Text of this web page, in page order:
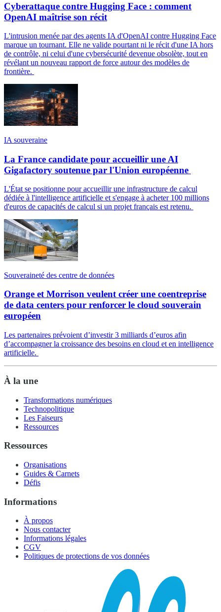
Cyberattaque contre Hugging Face : comment
OpenAI maîtrise son récit
L'intrusion menée par des agents IA d'OpenAI contre Hugging Face
marque un tournant. Elle ne valide pourtant ni le récit d'une IA hors
de contrôle, ni celui d'une cybersécurité devenue obsolète, tout en
révélant un nouveau rapport de force autour des modèles de
frontière.
IA souveraine
La France candidate pour accueillir une AI
Gigafactory soutenue par l'Union européenne
L'État se positionne pour accueillir une infrastructure de calcul
dédiée à l'intelligence artificielle et s'engage à acheter 100 millions
d'euros de capacités de calcul si un projet français est retenu.
Souveraineté des centre de données
Orange et Morrison veulent créer une coentreprise
de data centers pour renforcer le cloud souverain
européen
Les partenaires prévoient d’investir 3 milliards d’euros afin
d’accompagner la croissance des besoins en cloud et en intelligence
artificielle.
À la une
Transformations numériques
Technopolitique
Les Faiseurs
Ressources
Ressources
Organisations
Guides & Carnets
Défis
Informations
À propos
Nous contacter
Informations légales
CGV
Politiques de protections de vos données